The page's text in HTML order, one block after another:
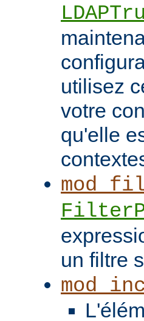
utilisez
votre
qu'elle
un filtre